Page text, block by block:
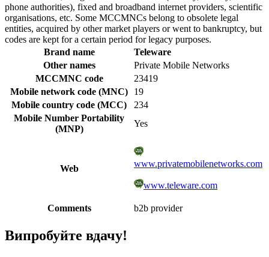
phone authorities), fixed and broadband internet providers, scientific
organisations, etc. Some MCCMNCs belong to obsolete legal
entities, acquired by other market players or went to bankruptcy, but
codes are kept for a certain period for legacy purposes.
Brand name
Teleware
Other names
Private Mobile Networks
MCCMNC code
23419
Mobile network code (MNC)
19
Mobile country code (MCC)
234
Mobile Number Portability
(MNP)
Yes
Web www.privatemobilenetworks.com
www.teleware.com
Comments b2b provider
Випробуйте вдачу!